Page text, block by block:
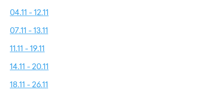
04.11 - 12.11
07.11 - 13.11
11.11 - 19.11
14.11 - 20.11
18.11 - 26.11